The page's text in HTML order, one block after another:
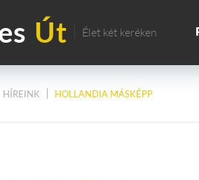
Út Élet két keréken
HÍREINK HOLLANDIA MÁSKÉPP